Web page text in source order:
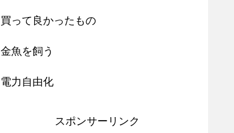
買って良かったもの
金魚を飼う
電力自由化
スポンサーリンク